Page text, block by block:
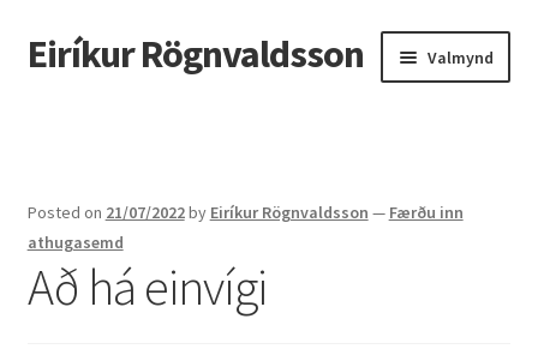
Fara
beint
Hoppa
yfir
Eiríkur Rögnvaldsson Valmynd
Ætt
Líf og starf
Posted on 21/07/2022by Eiríkur Rögnvaldsson — Færðu inn
athugasemd
Að há einvígi